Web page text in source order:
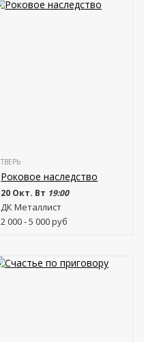
ТВЕРЬ
Роковое наследство
20 Окт. Вт 19:00
ДК Металлист
2 000 - 5 000руб